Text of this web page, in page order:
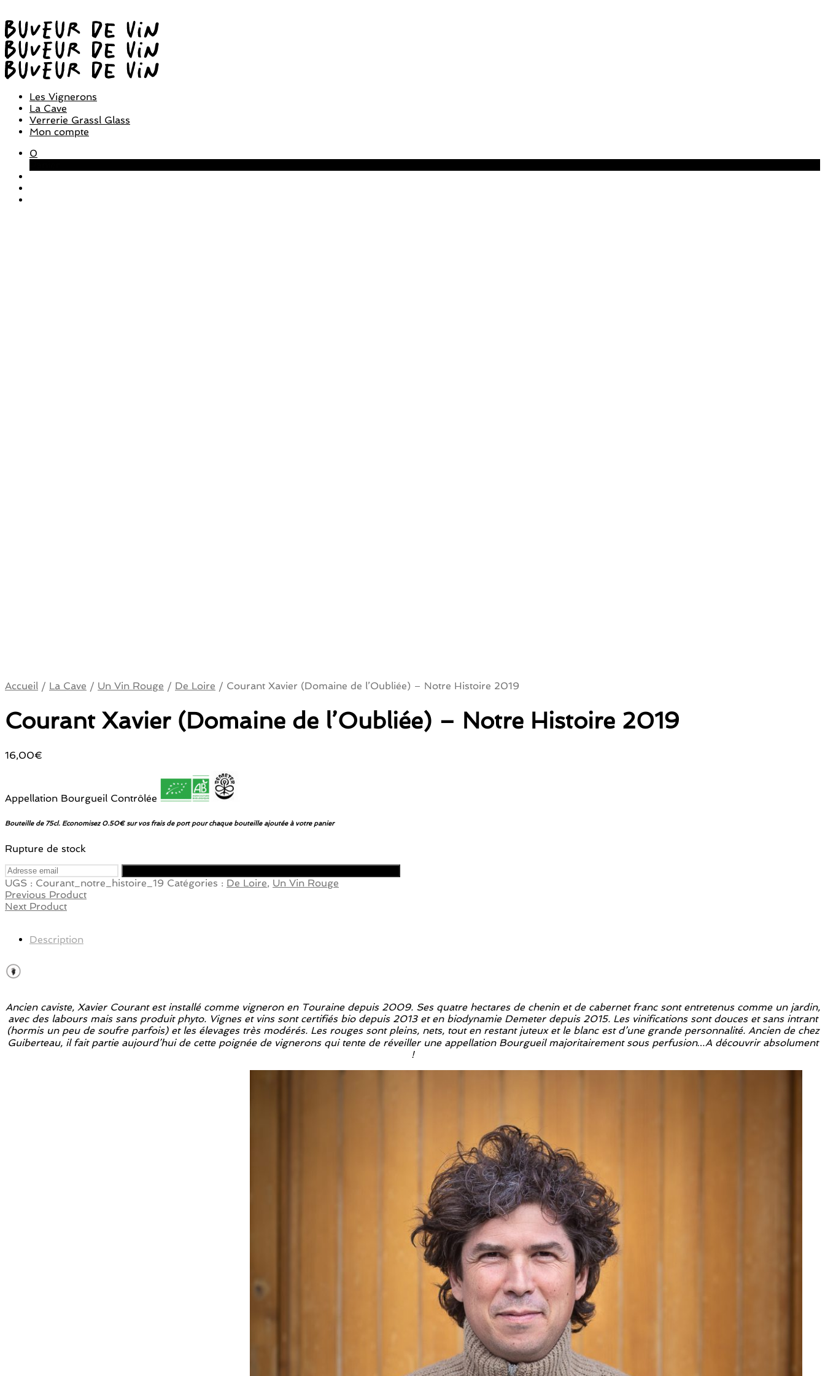
Les Vignerons
La Cave
Verrerie Grassl Glass
Mon compte
0
Accueil / La Cave / Un Vin Rouge / De Loire / Courant Xavier (Domaine de l’Oubliée) – Notre Histoire 2019
Courant Xavier (Domaine de l’Oubliée) – Notre Histoire 2019
16,00€
Appellation Bourgueil Contrôlée
Bouteille de 75cl. Economisez 0.50€ sur vos frais de port pour chaque bouteille ajoutée à votre panier
Rupture de stock
UGS : Courant_notre_histoire_19 Catégories : De Loire, Un Vin Rouge
Previous Product
Next Product
Description
Ancien caviste, Xavier Courant est installé comme vigneron en Touraine depuis 2009. Ses quatre hectares de chenin et de cabernet franc sont entretenus comme un jardin,
avec des labours mais sans produit phyto. Vignes et vins sont certifiés bio depuis 2013 et en biodynamie Demeter depuis 2015. Les vinifications sont douces et sans intrant
(hormis un peu de soufre parfois) et les élevages très modérés. Les rouges sont pleins, nets, tout en restant juteux et le blanc est d’une grande personnalité. Ancien de chez
Guiberteau, il fait partie aujourd’hui de cette poignée de vignerons qui tente de réveiller une appellation Bourgueil majoritairement sous perfusion…A découvrir absolument
!